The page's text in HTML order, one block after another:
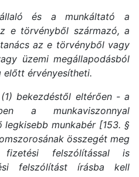
és a munkáltató a
e törvényből származó, a
az e törvényből vagy
üzemi megállapodásból
előtt érvényesítheti.
bekezdéstől eltérően - a
a munkaviszonnyal
munkabér [153. §
összegét meg
felszólítással is
felszólítást írásba kell